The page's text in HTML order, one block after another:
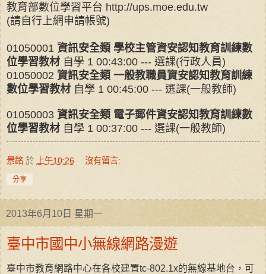
教育部數位學習平台 http://ups.moe.edu.tw
(請自行上網申請帳號)
01050001 資訊安全類 學校主管資安認知教育訓練數
位學習教材 自學 1 00:43:00 --- 選課(行政人員)
01050002 資訊安全類 一般教職員資安認知教育訓練
數位學習教材 自學 1 00:45:00 --- 選課(一般教師)
01050003 資訊安全類 電子郵件資安認知教育訓練數
位學習教材 自學 1 00:37:00 --- 選課(一般教師)
景銘 於 上午10:26 沒有留言:
分享
2013年6月10日 星期一
臺中市國中小無線網路漫遊
臺中市教育網路中心在各校建置tc-802.1x的無線基地台，可